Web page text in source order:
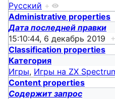
Русский +
Administrative properties
Дата последней правки
15:10:44, 6 декабрь 2019 +
Classification properties
Категория
Игры, Игры на ZX
Content properties
Содержит запрос